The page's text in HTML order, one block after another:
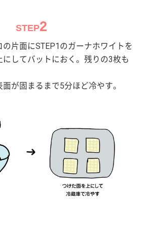
STEP2
片面にSTEP1のガーナホワイトを
してバットにおく。残りの3枚も
が固まるまで5分ほど冷やす。